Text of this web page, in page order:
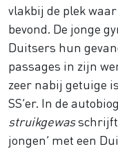
vlakbij de plek
bevond. De jonge
Duitsers hun
passages in zijn
zeer nabij getuige
SS’er. In de
struikgewasschrijft
jongen’ met een